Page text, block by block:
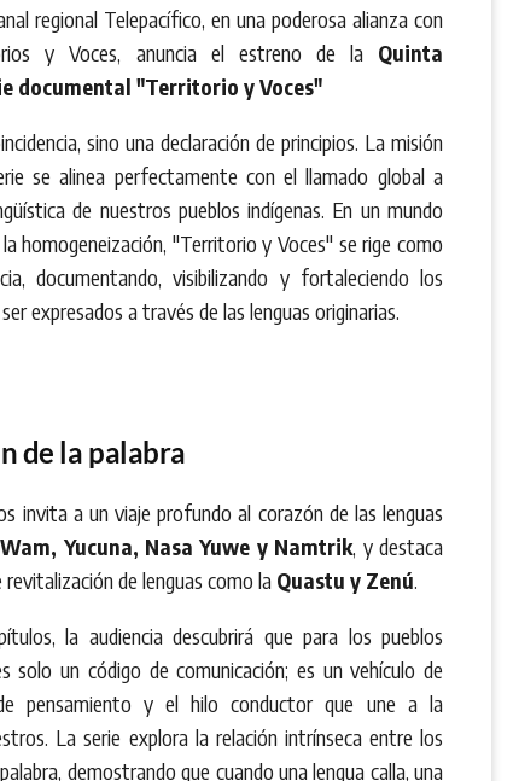
regional Telepacífico, en una poderosa alianza con
y Voces, anuncia el estreno de la Quinta
documental "Territorio y Voces"
sino una declaración de principios. La misión
se alinea perfectamente con el llamado global a
de nuestros pueblos indígenas. En un mundo
homogeneización, "Territorio y Voces" se rige como
documentando, visibilizando y fortaleciendo los
expresados a través de las lenguas originarias.
de la palabra
invita a un viaje profundo al corazón de las lenguas
Yucuna, Nasa Yuwe y Namtrik, y destaca
de lenguas como la Quastu y Zenú.
la audiencia descubrirá que para los pueblos
solo un código de comunicación; es un vehículo de
pensamiento y el hilo conductor que une a la
La serie explora la relación intrínseca entre los
demostrando que cuando una lengua calla, una